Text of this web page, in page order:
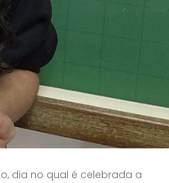
dia no qual é celebrada a